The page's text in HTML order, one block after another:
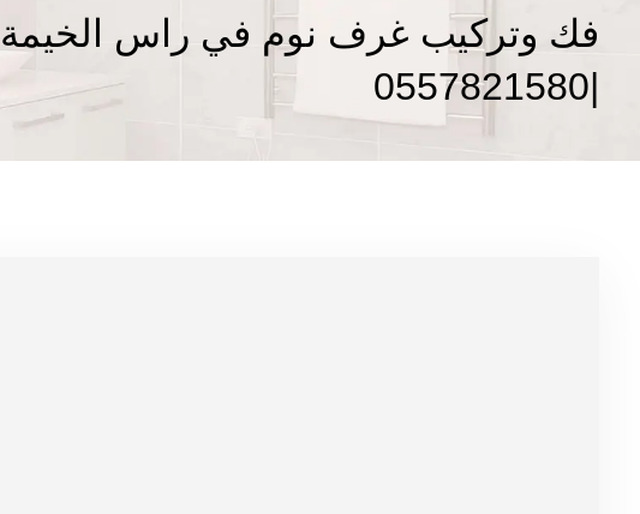
فك وتركيب غرف نوم في راس الخيمة
|0557821580